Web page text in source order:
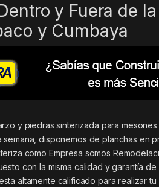
y Fuera de
y Cumbaya
y piedras sinterizada para
semana, disponemos de planchas en
como Empresa somos
con la misma calidad y garantía de
altamente calificado para realizar